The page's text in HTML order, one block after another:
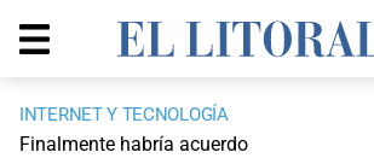
INTERNET Y TECNOLOGÍA
Finalmente habría acuerdo